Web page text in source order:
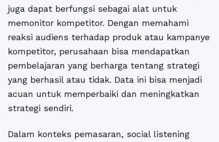
juga dapat berfungsi sebagai alat untuk
memonitor kompetitor. Dengan memahami
reaksi audiens terhadap produk atau kampanye
kompetitor, perusahaan bisa mendapatkan
pembelajaran yang berharga tentang strategi
yang berhasil atau tidak. Data ini bisa menjadi
acuan untuk memperbaiki dan meningkatkan
strategi sendiri.
Dalam konteks pemasaran, social listening